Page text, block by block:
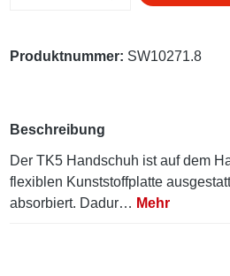
Produktnummer: SW10271.8
Beschreibung
Der TK5 Handschuh ist auf dem
flexiblen Kunststoffplatte
absorbiert. Dadur… Mehr